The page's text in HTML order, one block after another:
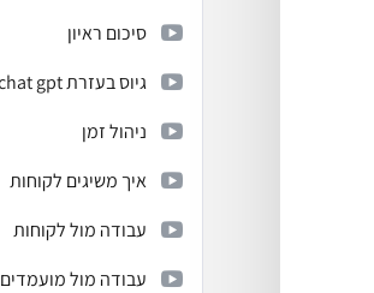
סיכום ראיון
גיוס בעזרת chat gpt
ניהול זמן
איך משיגים לקוחות
עבודה מול לקוחות
עבודה מול מועמדים